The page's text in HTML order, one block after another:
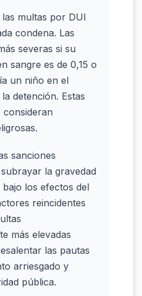
multas por DUI
condena. Las
severas si su
sangre es de 0,15 o
un niño en el
detención. Estas
consideran
sanciones
la gravedad
los efectos del
reincidentes
más elevadas
las pautas
arriesgado y
pública.